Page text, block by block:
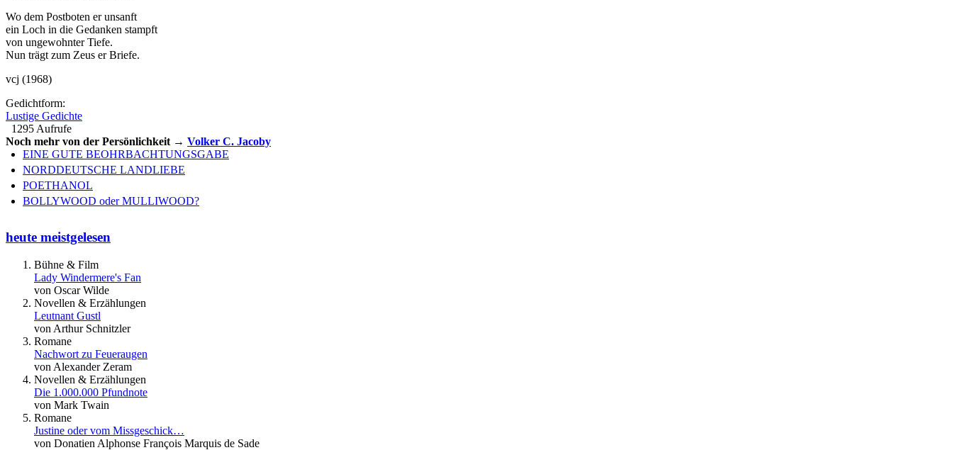
Wo dem Postboten er unsanft
ein Loch in die Gedanken stampft
von ungewohnter Tiefe.
Nun trägt zum Zeus er Briefe.
vcj (1968)
Gedichtform:
Lustige Gedichte
1295 Aufrufe
Noch mehr von der Persönlichkeit → Volker C. Jacoby
EINE GUTE BEOHRBACHTUNGSGABE
NORDDEUTSCHE LANDLIEBE
POETHANOL
BOLLYWOOD oder MULLIWOOD?
heute meistgelesen
Bühne & Film
Lady Windermere's Fan
von Oscar Wilde
Novellen & Erzählungen
Leutnant Gustl
von Arthur Schnitzler
Romane
Nachwort zu Feueraugen
von Alexander Zeram
Novellen & Erzählungen
Die 1.000.000 Pfundnote
von Mark Twain
Romane
Justine oder vom Missgeschick…
von Donatien Alphonse François Marquis de Sade